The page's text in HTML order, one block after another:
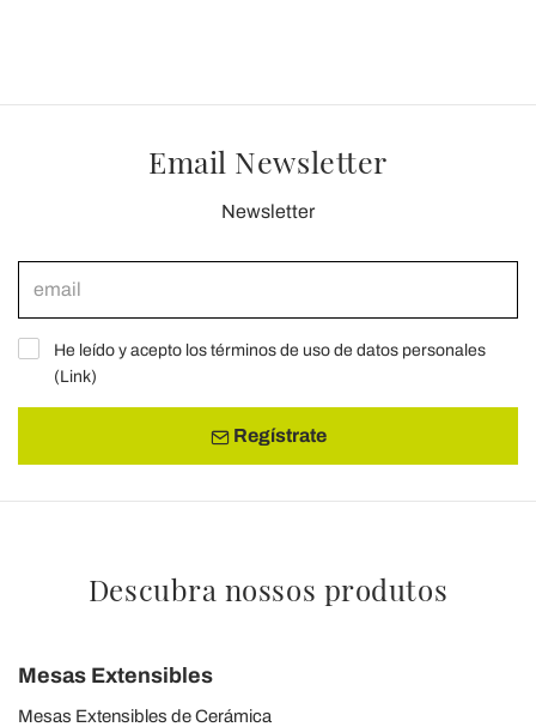
Email Newsletter
Newsletter
He leído y acepto los términos de uso de datos personales
(Link)
Regístrate
Descubra nossos produtos
Mesas Extensibles
Mesas Extensibles de Cerámica